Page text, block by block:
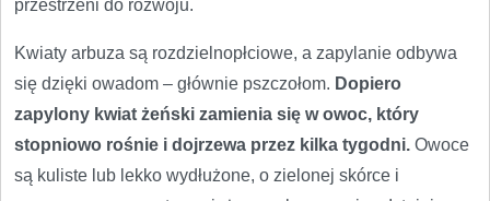
przestrzeni do rozwoju.
Kwiaty arbuza są rozdzielnopłciowe, a zapylanie odbywa
się dzięki owadom – głównie pszczołom. Dopiero
zapylony kwiat żeński zamienia się w owoc, który
stopniowo rośnie i dojrzewa przez kilka tygodni. Owoce
są kuliste lub lekko wydłużone, o zielonej skórce i